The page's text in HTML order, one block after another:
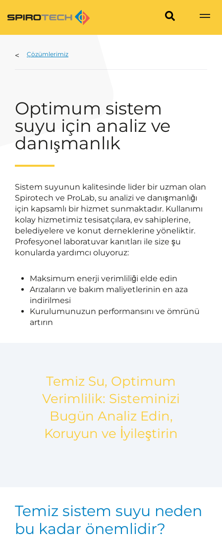
Çözümlerimiz
Optimum sistem
suyu için analiz ve
danışmanlık
Sistem suyunun kalitesinde lider bir uzman olan
Spirotech ve ProLab, su analizi ve danışmanlığı
için kapsamlı bir hizmet sunmaktadır. Kullanımı
kolay hizmetimiz tesisatçılara, ev sahiplerine,
belediyelere ve konut derneklerine yöneliktir.
Profesyonel laboratuvar kanıtları ile size şu
konularda yardımcı oluyoruz:
Maksimum enerji verimliliği elde edin
Arızaların ve bakım maliyetlerinin en aza
indirilmesi
Kurulumunuzun performansını ve ömrünü
artırın
Temiz Su, Optimum
Verimlilik: Sisteminizi
Bugün Analiz Edin,
Koruyun ve İyileştirin
Temiz sistem suyu neden
bu kadar önemlidir?